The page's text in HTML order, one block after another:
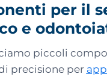
per il
e
piccoli
precisione per